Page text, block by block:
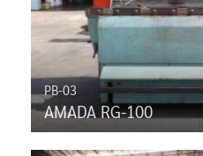
PB-03
AMADA RG-100